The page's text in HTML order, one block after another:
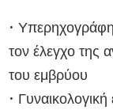
•
τον έλεγχο της
του εμβρύου
• Γυναικολογική